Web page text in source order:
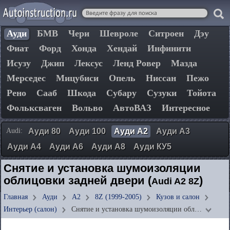
Ауди БМВ Чери Шевроле Ситроен
Дэу
Фиат
Форд Хонда Хендай
Инфинити
Исузу
Джип Лексус Ленд Ровер
Мазда
Мерседес
Мицубиси Опель Ниссан
Пежо
Рено
Сааб Шкода Субару Сузуки
Тойота
Фольксваген
Вольво АвтоВАЗ Интересное
Audi: Ауди 80 Ауди 100 Ауди А2
Ауди А3
Ауди А4
Ауди А6 Ауди А8 Ауди КУ5
Снятие и установка шумоизоляции
облицовки задней двери (Audi A2 8Z)
Главная Ауди А2 8Z (1999-2005)
Кузов и салон
Интерьер (салон)
Снятие и установка шумоизоляции обл…